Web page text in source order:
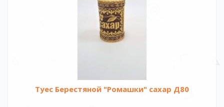
Туес Берестяной "Ромашки" сахар Д80